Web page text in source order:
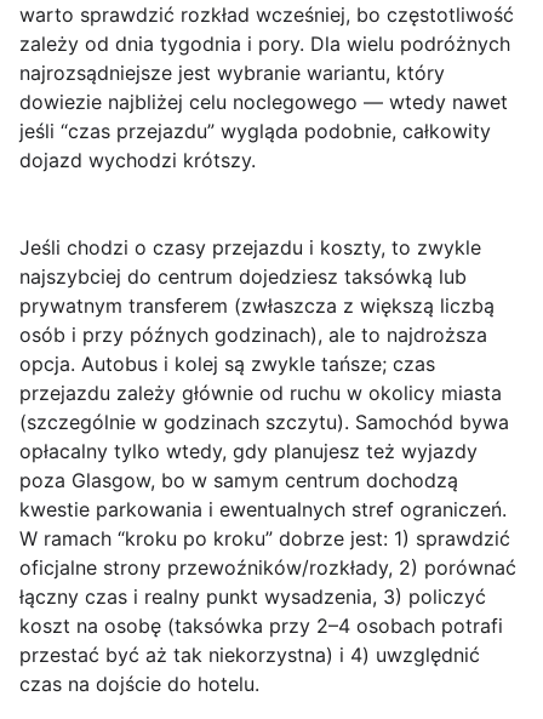
warto sprawdzić rozkład wcześniej, bo częstotliwość
zależy od dnia tygodnia i pory. Dla wielu podróżnych
najrozsądniejsze jest wybranie wariantu, który
dowiezie najbliżej celu noclegowego — wtedy nawet
jeśli “czas przejazdu” wygląda podobnie, całkowity
dojazd wychodzi krótszy.
Jeśli chodzi o czasy przejazdu i koszty, to zwykle
najszybciej do centrum dojedziesz taksówką lub
prywatnym transferem (zwłaszcza z większą liczbą
osób i przy późnych godzinach), ale to najdroższa
opcja. Autobus i kolej są zwykle tańsze; czas
przejazdu zależy głównie od ruchu w okolicy miasta
(szczególnie w godzinach szczytu). Samochód bywa
opłacalny tylko wtedy, gdy planujesz też wyjazdy
poza Glasgow, bo w samym centrum dochodzą
kwestie parkowania i ewentualnych stref ograniczeń.
W ramach “kroku po kroku” dobrze jest: 1) sprawdzić
oficjalne strony przewoźników/rozkłady, 2) porównać
łączny czas i realny punkt wysadzenia, 3) policzyć
koszt na osobę (taksówka przy 2–4 osobach potrafi
przestać być aż tak niekorzystna) i 4) uwzględnić
czas na dojście do hotelu.